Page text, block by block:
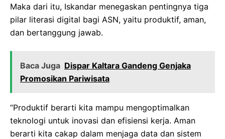
Maka dari itu, Iskandar menegaskan pentingnya tiga
pilar literasi digital bagi ASN, yaitu produktif, aman,
dan bertanggung jawab.
Baca Juga Dispar Kaltara Gandeng Genjaka
Promosikan Pariwisata
“Produktif berarti kita mampu mengoptimalkan
teknologi untuk inovasi dan efisiensi kerja. Aman
berarti kita cakap dalam menjaga data dan sistem